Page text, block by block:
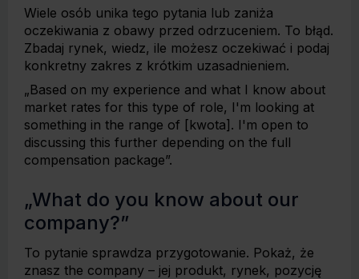
Wiele osób unika tego pytania lub zaniża
oczekiwania z obawy przed odrzuceniem. To błąd.
Zbadaj rynek, wiedz, ile możesz oczekiwać i podaj
konkretny zakres z krótkim uzasadnieniem.
„Based on my experience and what I know about
market rates for this type of role, I'm looking at
something in the range of [kwota]. I'm open to
discussing this further depending on the full
compensation package”.
„What do you know about our
company?”
To pytanie sprawdza przygotowanie. Pokaż, że
znasz the company – jej produkt, rynek, pozycję